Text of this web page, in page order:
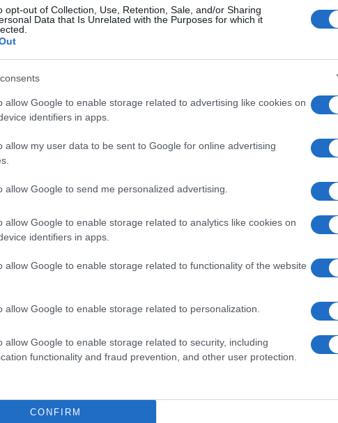
opt-out of Collection, Use, Retention, Sale, and/or Sharing
Data that Is Unrelated with the Purposes for which it
allow Google to enable storage related to advertising like cookies on
identifiers in apps.
allow my user data to be sent to Google for online advertising
allow Google to send me personalized advertising.
allow Google to enable storage related to analytics like cookies on
identifiers in apps.
allow Google to enable storage related to functionality of the website
allow Google to enable storage related to personalization.
allow Google to enable storage related to security, including
functionality and fraud prevention, and other user protection.
CONFIRM
μεθοδολογία που ακολουθήθηκε γι’ αυτό, καθώς
επιστημονικής ομάδας εργασίας του
μεταδιδακτορικός ερευνητής του Ιονίου
των προφορικών μαρτυριών, αλλά και σε
που αντλήθηκαν από το υλικό του
φοιτήτρια του Ιονίου
του προγράμματος και στα σχετικά
του Ιονίου Πανεπιστημίου) εστίασε στα
ευρήματα του προγράμματος, μέσα από τα οποία
τοπικό πολιτιστικό και κοινωνικό γίγνεσθαι.
από τις συνεντεύξεις που πάρθηκαν στο
33 και πλέον ωρών, από συνολικά 22
τα οποία εύλογα αντλήθηκε το συμπέρασμα ότι
αποτελεί ένα είδος ζωντανής μουσικής